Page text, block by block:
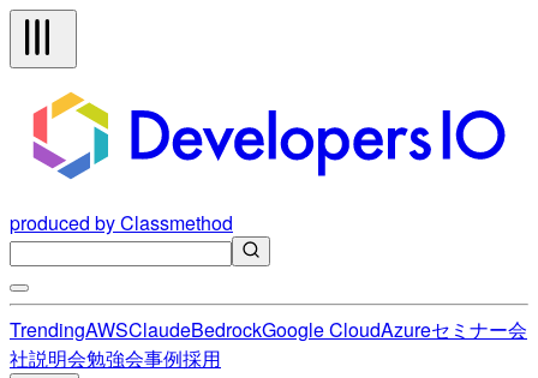
produced by Classmethod
TrendingAWSClaudeBedrockGoogle CloudAzureセミナー会
社説明会勉強会事例採用